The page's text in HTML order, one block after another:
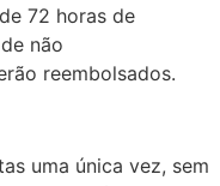
72 horas de
não
reembolsados.
uma única vez, sem